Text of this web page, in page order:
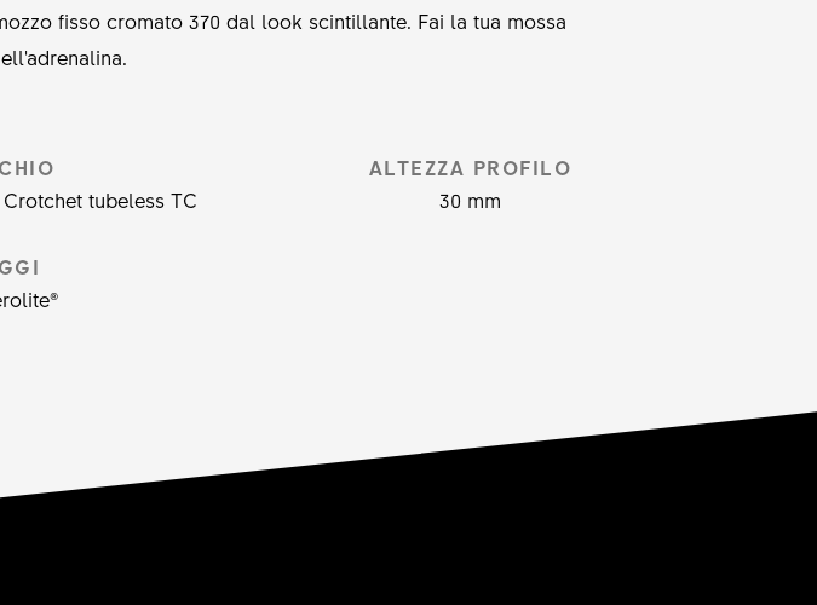
fisso cromato 370 dal look scintillante. Fai la tua mossa
tubeless TC
ALTEZZA PROFILO
30 mm